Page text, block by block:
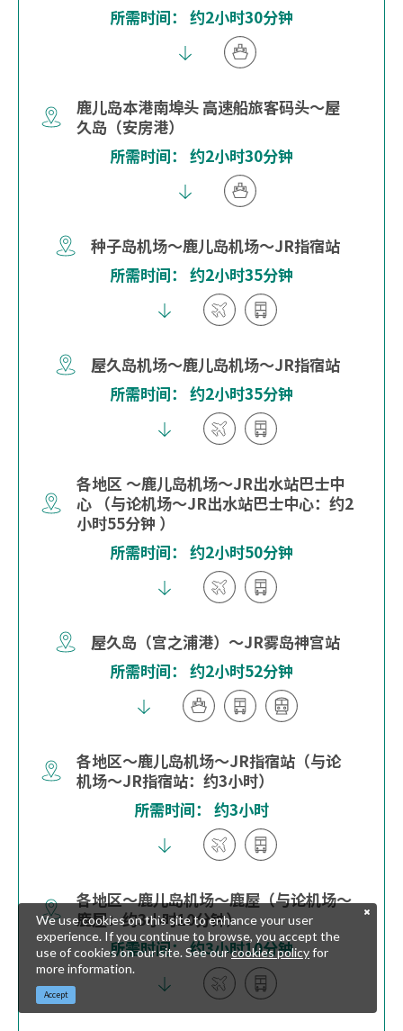
所需时间： 约2小时30分钟
鹿儿岛本港南埠头 高速船旅客码头～屋
久岛（安房港）
所需时间： 约2小时30分钟
种子岛机场～鹿儿岛机场～JR指宿站
所需时间： 约2小时35分钟
屋久岛机场～鹿儿岛机场～JR指宿站
所需时间： 约2小时35分钟
各地区 ～鹿儿岛机场～JR出水站巴士中
心 （与论机场～JR出水站巴士中心：约2
小时55分钟 ）
所需时间： 约2小时50分钟
屋久岛（宫之浦港）～JR雾岛神宫站
所需时间： 约2小时52分钟
各地区～鹿儿岛机场～JR指宿站（与论
机场～JR指宿站：约3小时）
所需时间： 约3小时
各地区～鹿儿岛机场～鹿屋（与论机场～
鹿屋：约3小时10分钟）
所需时间： 约3小时10分钟
We use cookies on this site to enhance your user
experience. If you continue to browse, you accept the
use of cookies on our site. See ourcookies policyfor
more information.
Accept